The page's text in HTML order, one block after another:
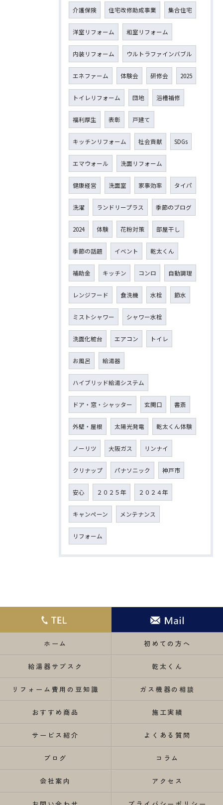
介護保険 住宅改修助成事業 集合住宅
洋室リフォーム 和室リフォーム
内装リフォーム ウルトラファインバブル
エネファーム 体験会 研修会 2025
トイレリフォーム 団地 浴槽補修
福利厚生 表彰 戸建て
キッチンリフォーム 社会貢献 SDGs
エマウォール 洗面リフォーム
健康経営 洗面室 家事効率 タイパ
洗濯 ランドリープラス 季節のブログ
2024 体験 花粉対策 部屋干し
季節の話題 イベント 乾太くん
補助金 キッチン コンロ 自動調理
レンジフード 食洗機 水栓 節水
ミストシャワー シャワー水栓
洗面化粧台 エアコン トイレ
お風呂 給湯器
ハイブリッド給湯システム
ドア・窓・シャッター 玄関口 書斎
外壁・屋根 太陽光発電 乾太くん体験
ノーリツ 大阪ガス リンナイ
クリナップ パナソニック 神戸市
安心 ２０２５年 ２０２４年
キャンペーン メンテナンス
リフォーム
ホーム 初めての方へ
給湯器サブスク 乾太くん
リフォーム費用の豆知識 ガス機器の相談
おすすめ商品 施工実績
サービス紹介 よくある質問
ブログ コラム
会社案内 アクセス